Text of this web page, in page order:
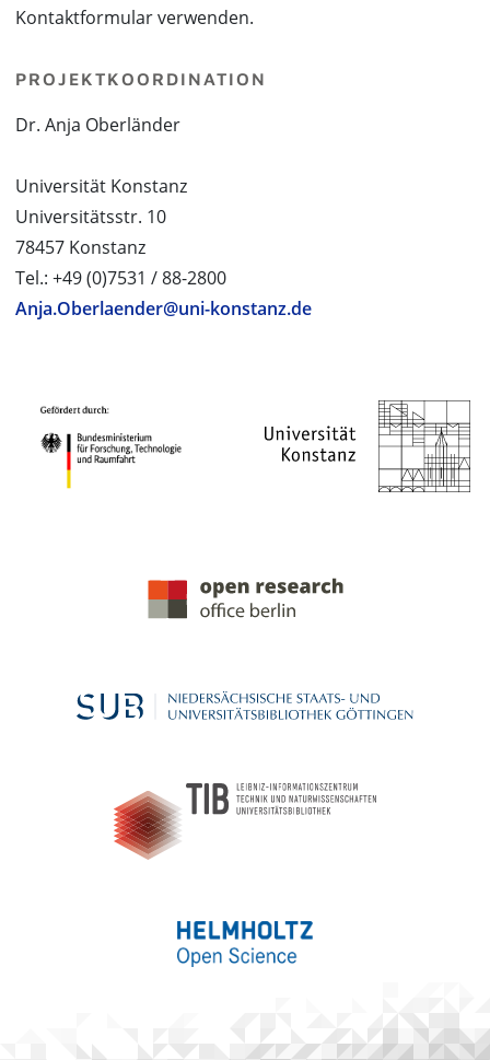
Kontaktformular verwenden.
PROJEKTKOORDINATION
Dr. Anja Oberländer
Universität Konstanz
Universitätsstr. 10
78457 Konstanz
Tel.: +49 (0)7531 / 88-2800
Anja.Oberlaender@uni-konstanz.de